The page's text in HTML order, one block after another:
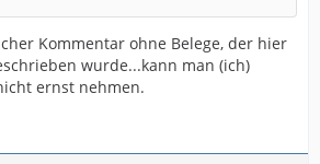
Kommentar ohne Belege, der hier
wurde...kann man (ich)
ernst nehmen.